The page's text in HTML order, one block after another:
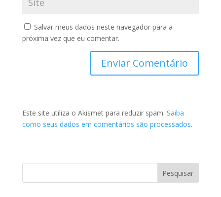
Salvar meus dados neste navegador para a
próxima vez que eu comentar.
Este site utiliza o Akismet para reduzir spam. Saiba
como seus dados em comentários são processados.